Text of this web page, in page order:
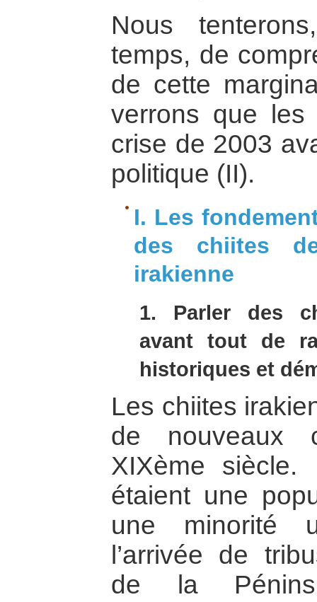
Nous
temps, de
de cette
verrons que
crise de 2003
politique (II).
I. Les
des chiites
irakienne
1. Parler des
avant tout de
historiques et
Les chiites
de nouveaux
XIXème siècle.
étaient une
une minorité
l’arrivée de
de la